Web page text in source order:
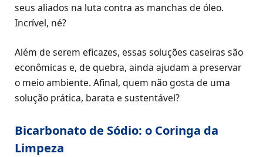
seus aliados na luta contra as manchas de óleo.
Incrível, né?
Além de serem eficazes, essas soluções caseiras são
econômicas e, de quebra, ainda ajudam a preservar
o meio ambiente. Afinal, quem não gosta de uma
solução prática, barata e sustentável?
Bicarbonato de Sódio: o Coringa da
Limpeza